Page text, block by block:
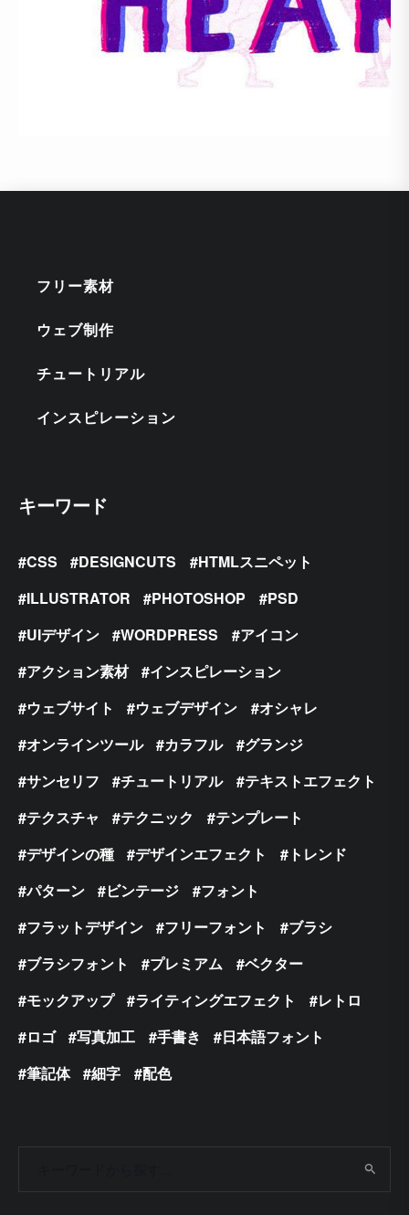
フリー素材
ウェブ制作
チュートリアル
インスピレーション
キーワード
CSS DESIGNCUTS
HTMLスニペット
ILLUSTRATOR
PHOTOSHOP
PSD
UIデザイン
WORDPRESS
アイコン
アクション素材
インスピレーション
ウェブサイト
ウェブデザイン
オシャレ
オンラインツール
カラフル
グランジ
サンセリフ
チュートリアル
テキストエフェクト
テクスチャ
テクニック
テンプレート
デザインの種
デザインエフェクト
トレンド
パターン
ビンテージ
フォント
フラットデザイン
フリーフォント
ブラシ
ブラシフォント
プレミアム
ベクター
モックアップ
ライティングエフェクト
レトロ
ロゴ
写真加工 手書き
日本語フォント
筆記体
細字 配色